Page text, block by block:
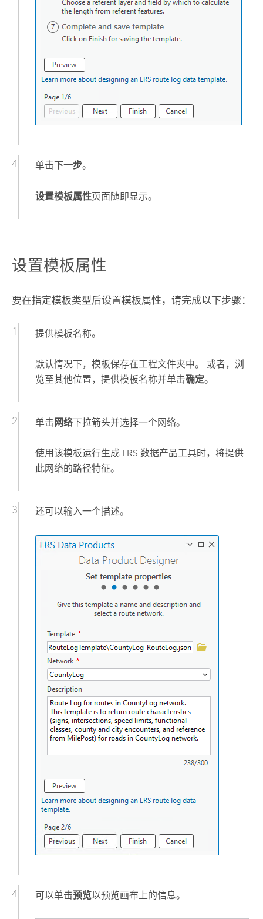
单击下一步。
设置模板属性页面随即显示。
设置模板属性
要在指定模板类型后设置模板属性，请完成以下步骤：
提供模板名称。
默认情况下，模板保存在工程文件夹中。 或者，浏
览至其他位置，提供模板名称并单击确定。
单击 网络下拉箭头并选择一个网络。
使用该模板运行生成 LRS 数据产品工具时，将提供
此网络的路径特征。
还可以输入一个描述。
可以单击预览以预览画布上的信息。